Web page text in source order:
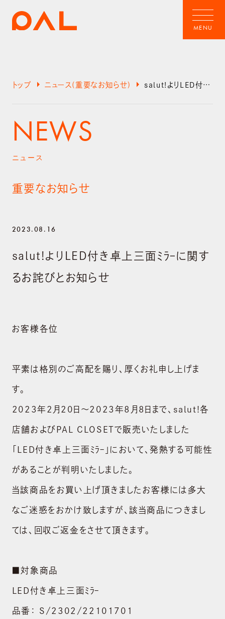
トップ arrow_right ニュース(重要なお知らせ) arrow_right salut!よりLED付き卓上三面ﾐﾗｰに関するお詫びとお知らせ
NEWS
ニュース
重要なお知らせ
2023.08.16
salut!よりLED付き卓上三面ﾐﾗｰに関す
るお詫びとお知らせ
お客様各位
平素は格別のご高配を賜り、厚くお礼申し上げま
す。
2023年2月20日～2023年8月8日まで、salut!各
店舗およびPAL CLOSETで販売いたしました
「LED付き卓上三面ﾐﾗｰ」において、発熱する可能性
があることが判明いたしました。
当該商品をお買い上げ頂きましたお客様には多大
なご迷惑をおかけ致しますが、該当商品につきまし
ては、回収ご返金をさせて頂きます。
■対象商品
LED付き卓上三面ﾐﾗｰ
品番： S/2302/22101701